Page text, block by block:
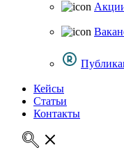
Кейсы
Статьи
Контакты